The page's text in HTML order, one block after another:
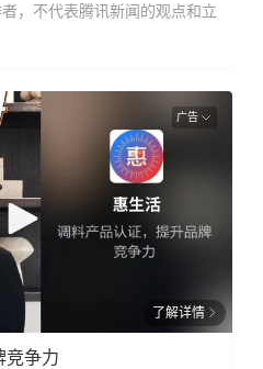
，不代表腾讯新闻的观点和立
广告
了解详情
竞争力